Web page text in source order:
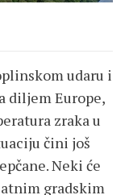
udaru i
diljem Europe,
zraka u
čini još
Neki će
gradskim